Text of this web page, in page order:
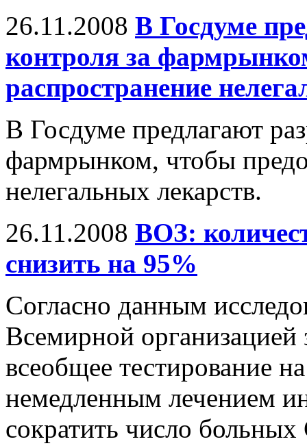
26.11.2008 В Госдуме
контроля за
распространение
В Госдуме предлагают
фармрынком, чтобы
нелегальных лекарств.
26.11.2008 ВОЗ:
снизить на 95%
Согласно данным
Всемирной
всеобщее тестирование
немедленным лечением
сократить число